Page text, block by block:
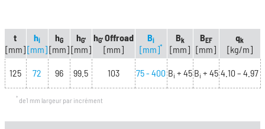
t
[mm]
hi
[mm]
hG
[mm]
hG'
[mm]
hG'Offroad
[mm]
Bi
[mm]*
Bk
[mm]
BEF
[mm]
qk
[kg/m]
125 72 96 99.5 103 75 - 400 Bi + 45 Bi + 45 4.10 – 4.97
*de1 mm largeur par incrément